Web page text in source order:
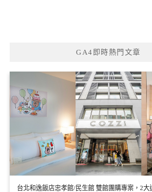
GA4即時熱門文章
台北和逸飯店忠孝館/民生館 雙館團購專案，2大